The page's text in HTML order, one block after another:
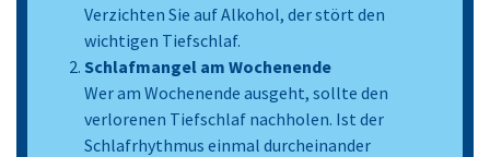
schlafen.
schädliche Stoffwechselprodukte, die mit zur
Hautalterung beitragen.
Verzichten Sie auf Alkohol, der stört den
wichtigen Tiefschlaf.
Schlafmangel am Wochenende
Wer am Wochenende ausgeht, sollte den
verlorenen Tiefschlaf nachholen. Ist der
Schlafrhythmus einmal durcheinander